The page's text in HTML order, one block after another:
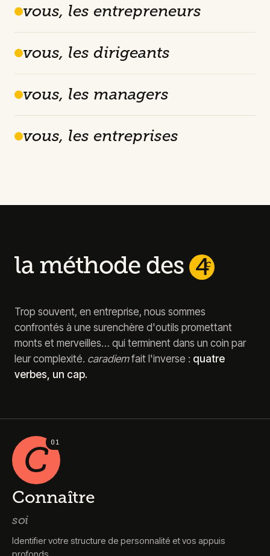
vous, les entrepreneurs
vous, les dirigeants
vous, les managers
vous, les entreprises
la méthode des 4c
Trop souvent, en entreprise, nous sommes
confrontés à une surenchère d'outils promettant
monts et merveilles… qui terminent dans un coin par
leur complexité. caradiemfait l'inverse : quatre
verbes, un cap.
C 0 1
Connaître
soi
Identifier votre structure de personnalité et vos appuis
profonds.